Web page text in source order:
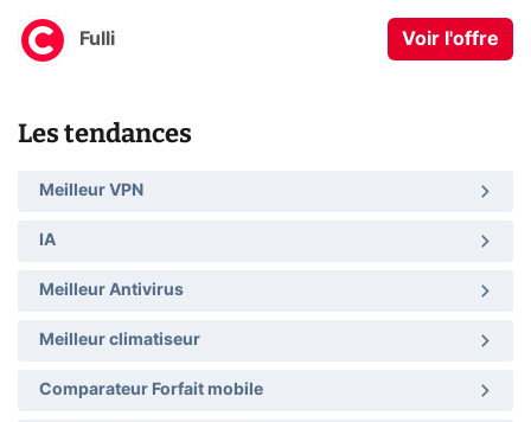
Fulli Voir l'offre
Les tendances
Meilleur VPN
IA
Meilleur Antivirus
Meilleur climatiseur
Comparateur Forfait mobile